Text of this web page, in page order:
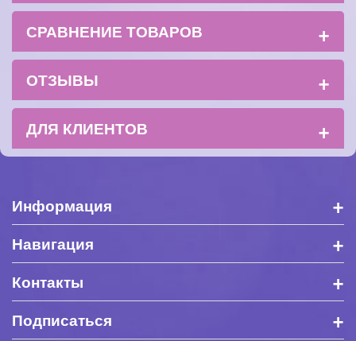
СРАВНЕНИЕ ТОВАРОВ +
ОТЗЫВЫ +
ДЛЯ КЛИЕНТОВ +
Информация +
Навигация +
Контакты +
Подписаться +